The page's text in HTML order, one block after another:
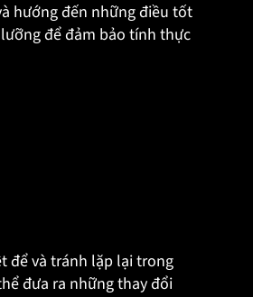
hướng đến những điều tốt
để đảm bảo tính thực
để và tránh lặp lại trong
đưa ra những thay đổi